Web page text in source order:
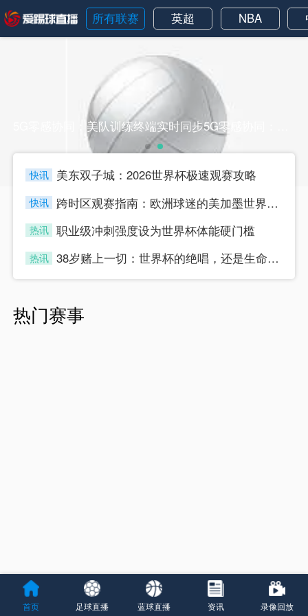
所有联赛 英超 NBA
快讯
美东双子城：2026世界杯极速观赛攻略
快讯
跨时区观赛指南：欧洲球迷的美加墨世界杯“日夜颠倒攻略”
热讯 职业级冲刺强度设为世界杯体能硬门槛
热讯
38岁赌上一切：世界杯的绝唱，还是生命的最后冲刺？
热门赛事
首页 足球直播 蓝球直播 资讯 录像回放